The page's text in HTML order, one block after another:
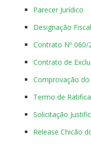
Parecer Jurídico
Designação
Contrato Nº 060/
Contrato de
Comprovação do
Termo de
Solicitação
Release Chicão